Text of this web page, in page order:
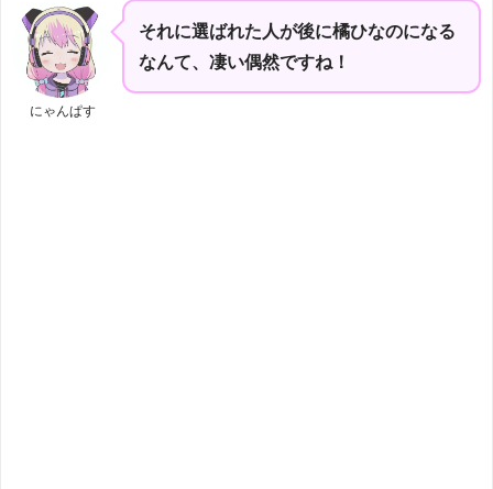
にゃんぱす
それに選ばれた人が後に橘ひなのになる
なんて、凄い偶然ですね！